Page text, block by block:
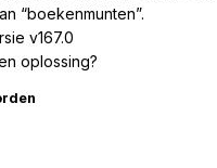
“boekenmunten”.
v167.0
oplossing?